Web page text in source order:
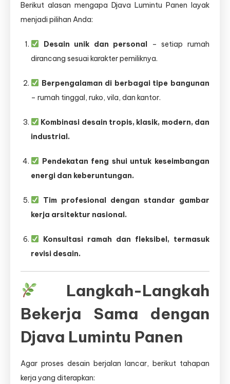
Berikut alasan mengapa Djava Lumintu Panen layak
menjadi pilihan Anda:
Desain unik dan personal – setiap rumah
dirancang sesuai karakter pemiliknya.
Berpengalaman di berbagai tipe bangunan
– rumah tinggal, ruko, vila, dan kantor.
Kombinasi desain tropis, klasik, modern, dan
industrial.
Pendekatan feng shui untuk keseimbangan
energi dan keberuntungan.
Tim profesional dengan standar gambar
kerja arsitektur nasional.
Konsultasi ramah dan fleksibel, termasuk
revisi desain.
Langkah-Langkah
Bekerja Sama dengan
Djava Lumintu Panen
Agar proses desain berjalan lancar, berikut tahapan
kerja yang diterapkan: